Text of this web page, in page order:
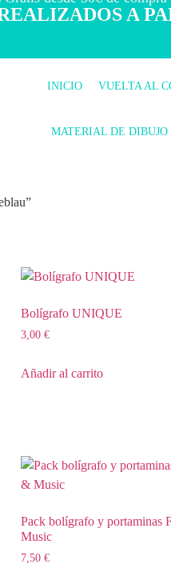
A
INICIO VUELTA AL
MATERIAL DE DIBUJO
Bolígrafo UNIQUE
3,00€
Añadir al carrito
Pack bolígrafo y portaminas
Music
7,50€